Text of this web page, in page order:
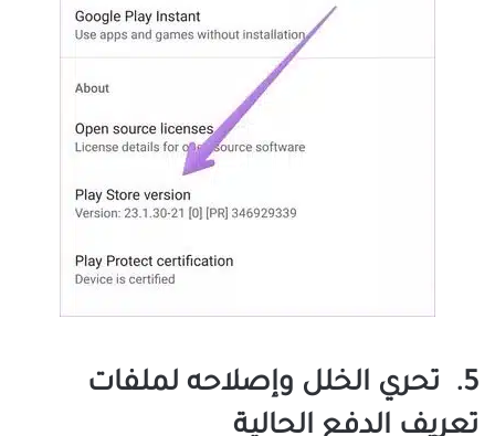
5. تحري الخلل وإصلاحه لملفات
تعريف الدفع الحالية